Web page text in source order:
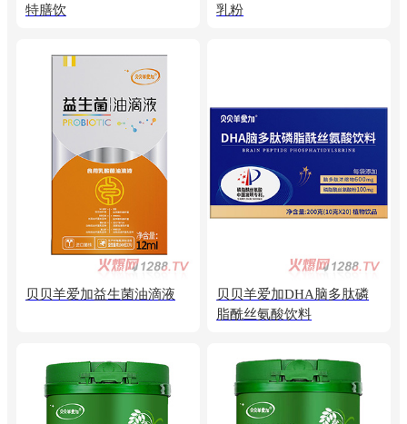
特膳饮
乳粉
贝贝羊爱加益生菌油滴液
贝贝羊爱加DHA脑多肽磷
脂酰丝氨酸饮料